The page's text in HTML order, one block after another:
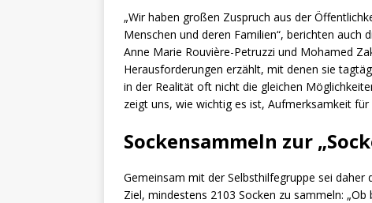
„Wir haben großen Zuspruch aus der
Menschen und deren Familien“, berichten
Anne Marie Rouvière-Petruzzi und Mohamed
Herausforderungen erzählt, mit denen sie
in der Realität oft nicht die gleichen
zeigt uns, wie wichtig es ist, Aufmerksamkeit für
Sockensammeln zur
Gemeinsam mit der Selbsthilfegruppe sei
Ziel, mindestens 2103 Socken zu sammeln: